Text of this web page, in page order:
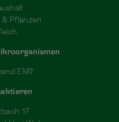
Pflanzen
EM?
17